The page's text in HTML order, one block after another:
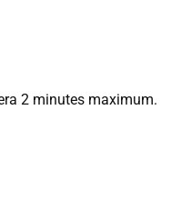
2 minutes maximum.